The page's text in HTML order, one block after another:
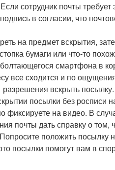
сотрудник почты требует
в согласии, что
на предмет вскрытия,
бумаги или что-то
смартфона в
все сходится и по
вскрыть
посылки без росписи
фиксируете на видео. В
почты дать справку о том,
положить посылку
посылки помогут вам в